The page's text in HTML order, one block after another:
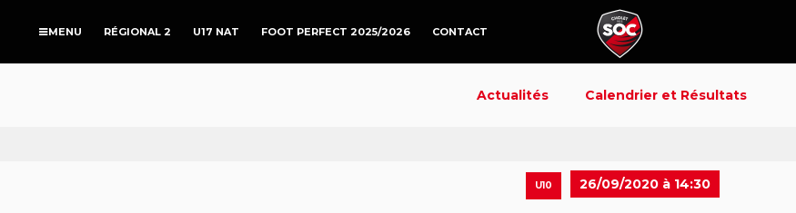
RÉGIONAL 2 U17 NAT FOOT PERFECT 2025/2026 CONTACT
Actualités Calendrier et Résultats
U10 26/09/2020 à 14:30